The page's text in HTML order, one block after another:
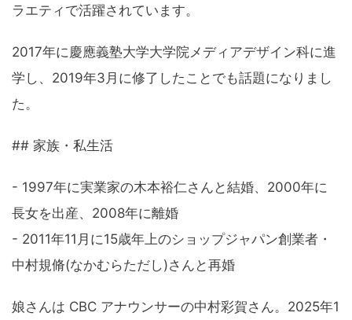
ラエティで活躍されています。
2017年に慶應義塾大学大学院メディアデザイン科に進
学し、2019年3月に修了したことでも話題になりまし
た。
## 家族・私生活
- 1997年に実業家の木本裕仁さんと結婚、2000年に
長女を出産、2008年に離婚
- 2011年11月に15歳年上のショップジャパン創業者・
中村規脩(なかむらただし)さんと再婚
娘さんは CBC アナウンサーの中村彩賀さん。2025年1